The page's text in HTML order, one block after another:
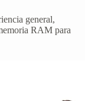
general,
RAM para